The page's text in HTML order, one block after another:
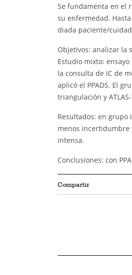
Se fundamenta en el
su enfermedad.
diada paciente/
Objetivos: analizar la
Estudio mixto:
la consulta de IC de
aplicó el PPADS. El
triangulación y
Resultados: en grupo
menos incertidumbre
intensa.
Conclusiones: con
Compartir